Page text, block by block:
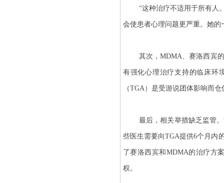
“这种治疗不适用于所有人
会使患者心理问题更严重。她的
其次，MDMA、赛洛西宾
有强化心理治疗支持的临床环
（TGA）是受游说团体影响而
最后，相关举措缺乏监管
些医生需要向TGA提供6个月内
了赛洛西宾和MDMA的治疗方
权。